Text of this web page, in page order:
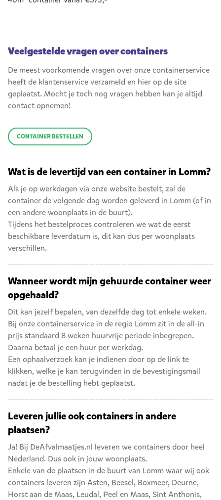
Veelgestelde vragen over containers
De meest voorkomende vragen over onze containerservice
heeft de klantenservice verzameld en hier op de site
geplaatst. Mocht je toch nog vragen hebben kan je altijd
contact opnemen!
CONTAINER BESTELLEN
Wat is de levertijd van een container in Lomm?
Als je op werkdagen via onze website bestelt, zal de
container de volgende dag worden geleverd in Lomm (of in
een andere woonplaats in de buurt).
Tijdens het bestelproces controleren we wat de eerst
beschikbare leverdatum is, dit kan dus per woonplaats
verschillen.
Wanneer wordt mijn gehuurde container weer
opgehaald?
Dit kan jezelf bepalen, van dezelfde dag tot enkele weken.
Bij onze containerservice in de regio Lomm zit in de all-in
prijs standaard 8 weken huurvrije periode inbegrepen.
Daarna betaal je een huur per werkdag.
Een ophaalverzoek kan je indienen door op de link te
klikken, welke je kan terugvinden in de bevestigingsmail
nadat je de bestelling hebt geplaatst.
Leveren jullie ook containers in andere
plaatsen?
Ja! Bij DeAfvalmaatjes.nl leveren we containers door heel
Nederland. Dus ook in jouw woonplaats.
Enkele van de plaatsen in de buurt van Lomm waar wij ook
containers leveren zijn Asten, Beesel, Boxmeer, Deurne,
Horst aan de Maas, Leudal, Peel en Maas, Sint Anthonis,